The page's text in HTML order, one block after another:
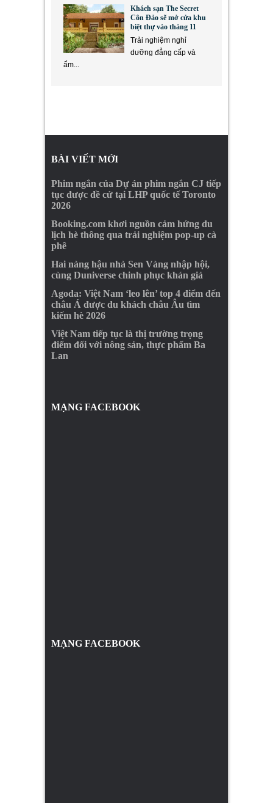
Khách sạn The Secret
Côn Đảo sẽ mở cửa khu
biệt thự vào tháng 11
Trải nghiệm nghỉ
dưỡng đẳng cấp và
ẩm...
BÀI VIẾT MỚI
Phim ngắn của Dự án phim ngắn CJ tiếp
tục được đề cử tại LHP quốc tế Toronto
2026
Booking.com khơi nguồn cảm hứng du
lịch hè thông qua trải nghiệm pop-up cà
phê
Hai nàng hậu nhà Sen Vàng nhập hội,
cùng Duniverse chinh phục khán giả
Agoda: Việt Nam ‘leo lên’ top 4 điểm đến
châu Á được du khách châu Âu tìm
kiếm hè 2026
Việt Nam tiếp tục là thị trường trọng
điểm đối với nông sản, thực phẩm Ba
Lan
MẠNG FACEBOOK
MẠNG FACEBOOK